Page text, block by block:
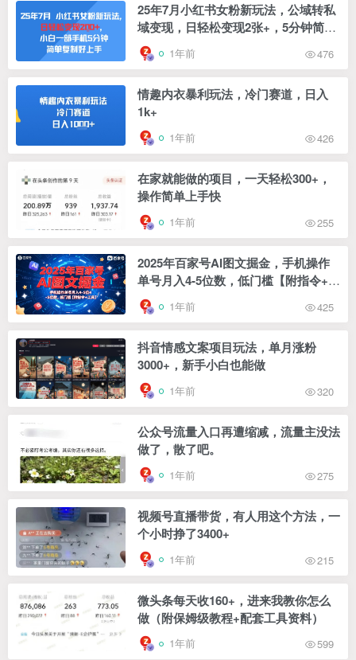
25年7月小红书女粉新玩法，公域转私
域变现，日轻松变现2张+，5分钟简单
复制好上手
1年前 476
情趣内衣暴利玩法，冷门赛道，日入
1k+
1年前 426
在家就能做的项目，一天轻松300+，
操作简单上手快
1年前 255
2025年百家号AI图文掘金，手机操作
单号月入4-5位数，低门槛【附指令+工
具】
1年前 425
抖音情感文案项目玩法，单月涨粉
3000+，新手小白也能做
1年前 320
公众号流量入口再遭缩减，流量主没法
做了，散了吧。
1年前 275
视频号直播带货，有人用这个方法，一
个小时挣了3400+
1年前 215
微头条每天收160+，进来我教你怎么
做（附保姆级教程+配套工具资料）
1年前 599